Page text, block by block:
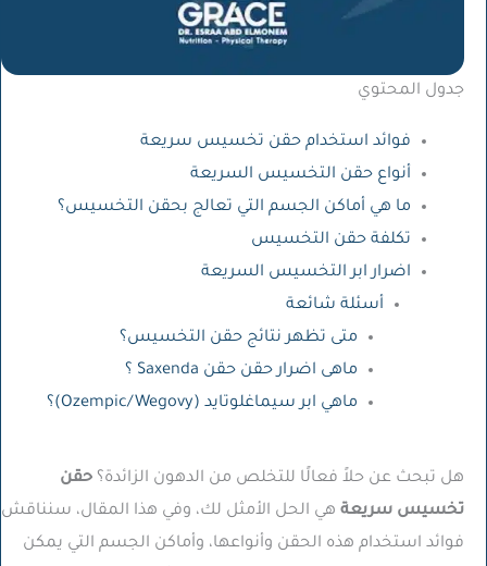
جدول المحتوي
فوائد استخدام حقن تخسيس سريعة
أنواع حقن التخسيس السريعة
ما هي أماكن الجسم التي تعالج بحقن التخسيس؟
تكلفة حقن التخسيس
اضرار ابر التخسيس السريعة
أسئلة شائعة
متى تظهر نتائج حقن التخسيس؟
ماهى اضرار حقن حقن Saxenda ؟
ماهي ابر سيماغلوتايد (Ozempic/Wegovy)؟
هل تبحث عن حلاً فعالًا للتخلص من الدهون الزائدة؟ حقن
تخسيس سريعة هي الحل الأمثل لك، وفي هذا المقال، سنناقش
فوائد استخدام هذه الحقن وأنواعها، وأماكن الجسم التي يمكن